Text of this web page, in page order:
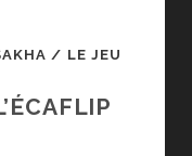
/ LE JEU